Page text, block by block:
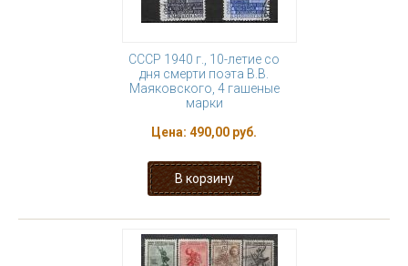
СССР 1940 г., 10-летие со
дня смерти поэта В.В.
Маяковского, 4 гашеные
марки
Цена: 490,00 руб.